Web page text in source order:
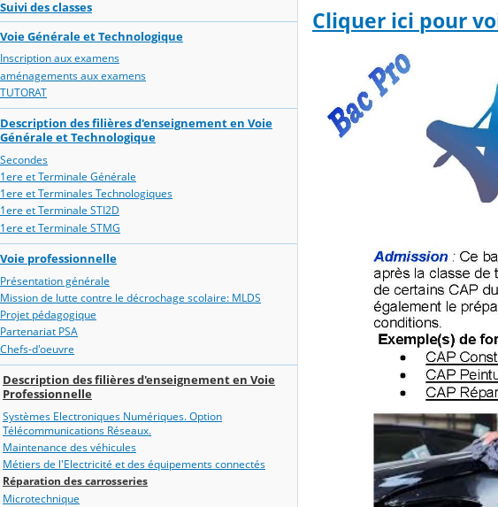
Suivi des classes
Voie Générale et Technologique
Inscription aux examens
aménagements aux examens
TUTORAT
Description des filières d'enseignement en Voie
Générale et Technologique
Secondes
1ere et Terminale Générale
1ere et Terminales Technologiques
1ere et Terminale STI2D
1ere et Terminale STMG
Voie professionnelle
Présentation générale
Mission de lutte contre le décrochage scolaire: MLDS
Projet pédagogique
Partenariat PSA
Chefs-d'oeuvre
Description des filières d'enseignement en Voie
Professionnelle
Systèmes Electroniques Numériques. Option
Télécommunications Réseaux.
Maintenance des véhicules
Métiers de l'Electricité et des équipements connectés
Réparation des carrosseries
Microtechnique
Cliquer ici pour